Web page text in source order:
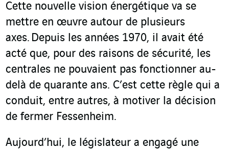
Cette nouvelle vision énergétique va se
mettre en œuvre autour de plusieurs
axes. Depuis les années 1970, il avait été
acté que, pour des raisons de sécurité, les
centrales ne pouvaient pas fonctionner au-
delà de quarante ans. C’est cette règle qui a
conduit, entre autres, à motiver la décision
de fermer Fessenheim.
Aujourd’hui, le législateur a engagé une